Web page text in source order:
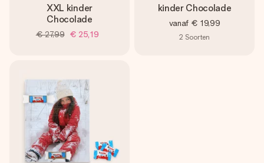
XXL kinder
Chocolade
€ 27,99 € 25,19
kinder Chocolade
vanaf € 19,99
2 Soorten